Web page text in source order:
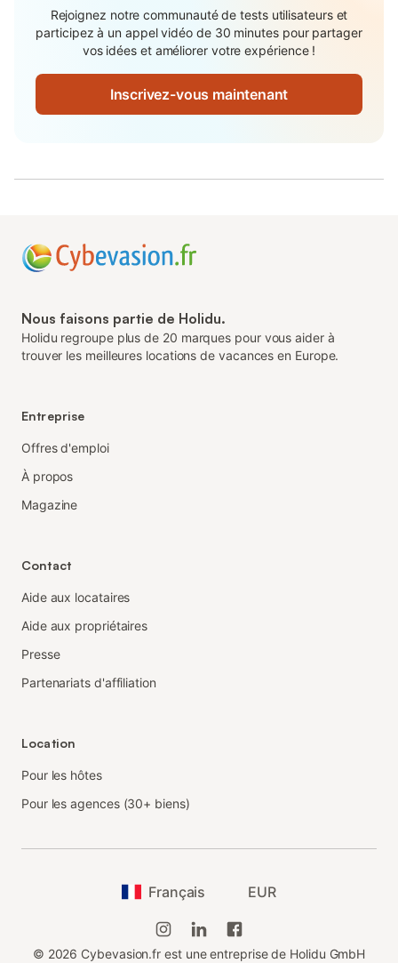
Rejoignez notre communauté de tests utilisateurs et
participez à un appel vidéo de 30 minutes pour partager
vos idées et améliorer votre expérience !
Inscrivez-vous maintenant
Nous faisons partie de Holidu.
Holidu regroupe plus de 20 marques pour vous aider à
trouver les meilleures locations de vacances en Europe.
Entreprise
Offres d'emploi
À propos
Magazine
Contact
Aide aux locataires
Aide aux propriétaires
Presse
Partenariats d'affiliation
Location
Pour les hôtes
Pour les agences (30+ biens)
Français EUR
© 2026 Cybevasion.fr est une entreprise de Holidu GmbH